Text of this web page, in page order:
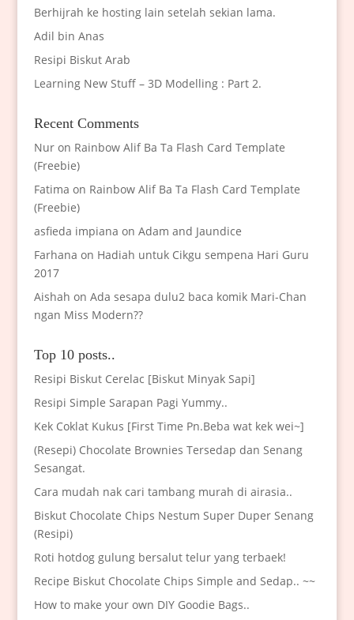
Berhijrah ke hosting lain setelah sekian lama.
Adil bin Anas
Resipi Biskut Arab
Learning New Stuff – 3D Modelling : Part 2.
Recent Comments
Nuron Rainbow Alif Ba Ta Flash Card Template
(Freebie)
Fatima on Rainbow Alif Ba Ta Flash Card Template
(Freebie)
asfieda impiana on Adam and Jaundice
Farhana on Hadiah untuk Cikgu sempena Hari Guru
2017
Aishah on Ada sesapa dulu2 baca komik Mari-Chan
ngan Miss Modern??
Top 10 posts..
Resipi Biskut Cerelac [Biskut Minyak Sapi]
Resipi Simple Sarapan Pagi Yummy..
Kek Coklat Kukus [First Time Pn.Beba wat kek wei~]
(Resepi) Chocolate Brownies Tersedap dan Senang
Sesangat.
Cara mudah nak cari tambang murah di airasia..
Biskut Chocolate Chips Nestum Super Duper Senang
(Resipi)
Roti hotdog gulung bersalut telur yang terbaek!
Recipe Biskut Chocolate Chips Simple and Sedap.. ~~
How to make your own DIY Goodie Bags..